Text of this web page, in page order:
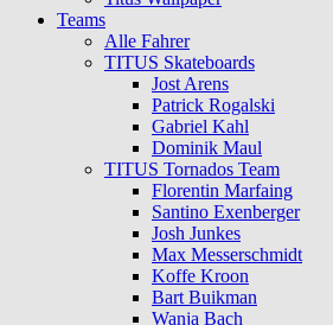
Teams
Alle Fahrer
TITUS Skateboards
Jost Arens
Patrick Rogalski
Gabriel Kahl
Dominik Maul
TITUS Tornados Team
Florentin Marfaing
Santino Exenberger
Josh Junkes
Max Messerschmidt
Koffe Kroon
Bart Buikman
Wanja Bach